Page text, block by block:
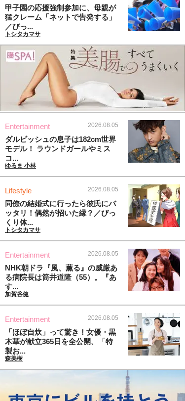
甲子園の応援強制参加に、母親が
猛クレーム「ネットで告発する」
／びっ...
トシタカマサ
Entertainment 2026.08.05
ダルビッシュの息子は182cm世界
モデル！ ラウンドガールやミス
コ...
ゆるま 小林
Lifestyle 2026.08.05
同僚の結婚式に行ったら彼氏にバ
ッタリ！偶然が招いた縁？／びっ
くり体...
トシタカマサ
Entertainment 2026.08.05
NHK朝ドラ『風、薫る』の威厳あ
る病院長は筒井道隆（55）。『あ
す...
加賀谷健
Entertainment 2026.08.05
「ほぼ自炊」って驚き！女優・黒
木華が献立365日を全公開、「特
製お...
森美樹